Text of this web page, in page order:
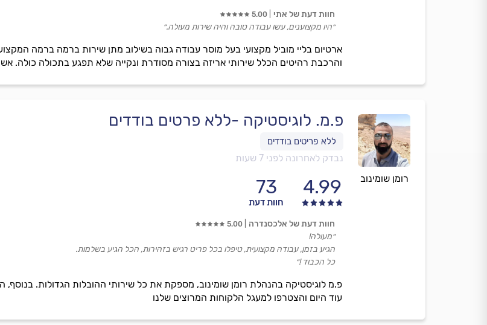
ארטיום בליי מוביל מקצועי בעל מוסר עבודה גבוה בשילוב מתן שירות ברמה ברמה
והרכבת רהיטים הכלל שירותי אריזה בצורה מסודרת ונקייה שלא תפגע בתכולה כולה.
חוות דעת של אתי 5.00
״היו מקצוענים, עשו עבודה טובה והיה שירות מעולה.״
רומן שומינוב
פ.מ. לוגיסטיקה -ללא פרטים בודדים
נבדק לאחרונה לפני 7 שעות
4.99
73
חוות דעת
פ.מ לוגיסטיקה בהנהלת רומן שומינוב, מספקת את כל שירותי ההובלות הגדולות.
עוד היום והצטרפו למעגל הלקוחות המרוצים שלנו
חוות דעת של אלכסנדרה 5.00
״מעולה!
הגיע בזמן, עבודה מקצועית, טיפלו בכל פריט רגיש בזהירות, הכל הגיע בשלמות.
כל הכבוד !״